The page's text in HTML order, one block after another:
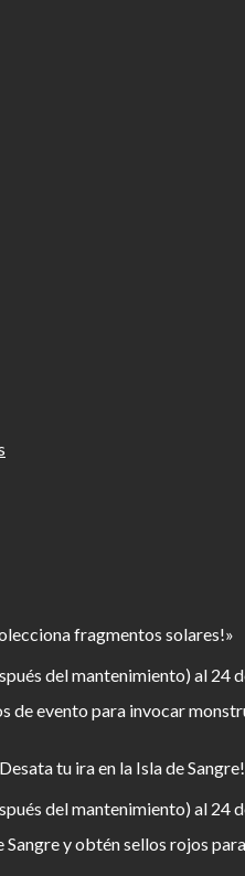
fragmentos solares!»
del mantenimiento) al 24
de evento para invocar
tu ira en la Isla de
del mantenimiento) al 24
Sangre y obtén sellos rojos